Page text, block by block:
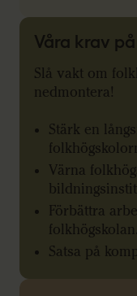
Våra krav
Slå vakt om
nedmontera!
Stärk en
Värna
Förbättra
folkhögskolan.
Satsa på